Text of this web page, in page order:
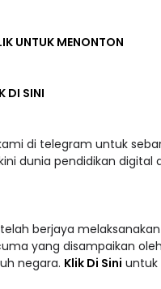
UNTUK MENONTON
DI SINI
di telegram untuk
dunia pendidikan digital
berjaya
yang disampaikan
negara. Klik Di Sini